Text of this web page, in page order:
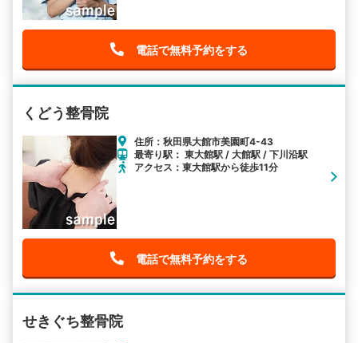
電話で無料予約をする
くどう整骨院
住所：秋田県大館市美園町4-43
最寄り駅： 東大館駅 / 大館駅 / 下川沿駅
アクセス：東大館駅から徒歩11分
電話で無料予約をする
せきぐち整骨院